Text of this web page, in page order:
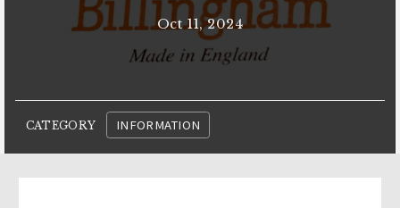
Oct 11, 2024
CATEGORY INFORMATION